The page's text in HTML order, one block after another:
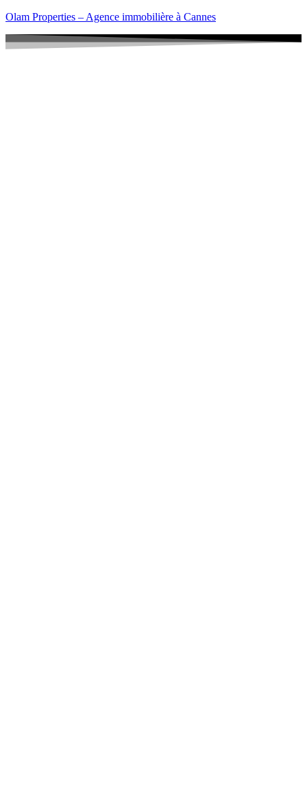
Olam Properties – Agence immobilière à Cannes